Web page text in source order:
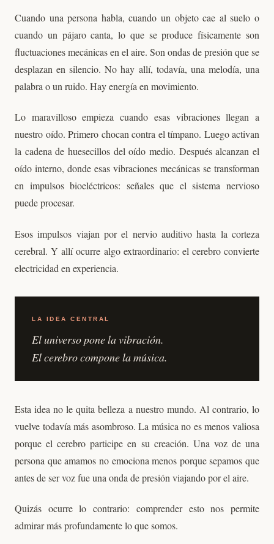
Cuando una persona habla, cuando un objeto cae al suelo o
cuando un pájaro canta, lo que se produce físicamente son
fluctuaciones mecánicas en el aire. Son ondas de presión que se
desplazan en silencio. No hay allí, todavía, una melodía, una
palabra o un ruido. Hay energía en movimiento.
Lo maravilloso empieza cuando esas vibraciones llegan a
nuestro oído. Primero chocan contra el tímpano. Luego activan
la cadena de huesecillos del oído medio. Después alcanzan el
oído interno, donde esas vibraciones mecánicas se transforman
en impulsos bioeléctricos: señales que el sistema nervioso
puede procesar.
Esos impulsos viajan por el nervio auditivo hasta la corteza
cerebral. Y allí ocurre algo extraordinario: el cerebro convierte
electricidad en experiencia.
LA IDEA CENTRAL
El universo pone la vibración.
El cerebro compone la música.
Esta idea no le quita belleza a nuestro mundo. Al contrario, lo
vuelve todavía más asombroso. La música no es menos valiosa
porque el cerebro participe en su creación. Una voz de una
persona que amamos no emociona menos porque sepamos que
antes de ser voz fue una onda de presión viajando por el aire.
Quizás ocurre lo contrario: comprender esto nos permite
admirar más profundamente lo que somos.